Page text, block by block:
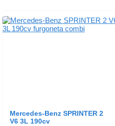
Mercedes-Benz SPRINTER 2
V6 3L 190cv